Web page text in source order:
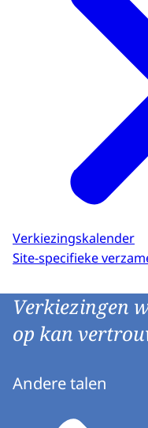
Verkiezingskalender
Site-specifieke
Verkiezingen
op kan
Andere talen